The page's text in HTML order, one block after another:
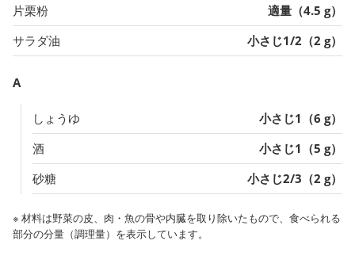
片栗粉
適量（4.5 g）
サラダ油
小さじ1/2（2 g）
A
しょうゆ
小さじ1（6 g）
酒
小さじ1（5 g）
砂糖
小さじ2/3（2 g）
※ 材料は野菜の皮、肉・魚の骨や内臓を取り除いたもので、食べられる
部分の分量（調理量）を表示しています。